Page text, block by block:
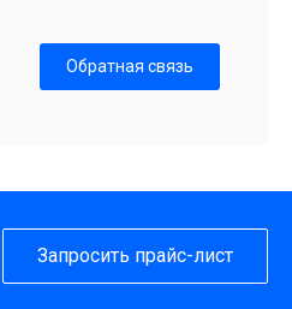
Обратная связь
Запросить прайс-лист